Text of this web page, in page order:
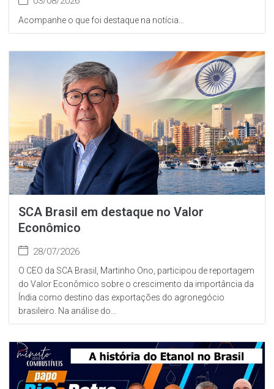
Acompanhe o que foi destaque na notícia...
SCA Brasil em destaque no Valor
Econômico
28/07/2026
O CEO da SCA Brasil, Martinho Ono, participou de reportagem
do Valor Econômico sobre o crescimento da importância da
Índia como destino das exportações do agronegócio
brasileiro. Na análise do...